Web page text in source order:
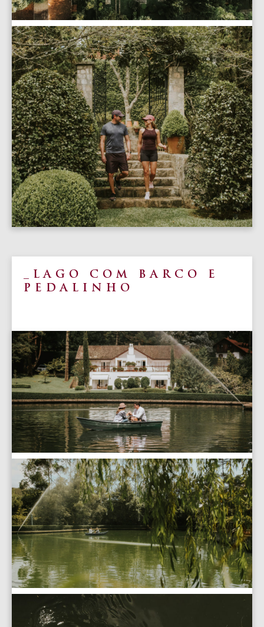
LAGO COM BARCO E
PEDALINHO